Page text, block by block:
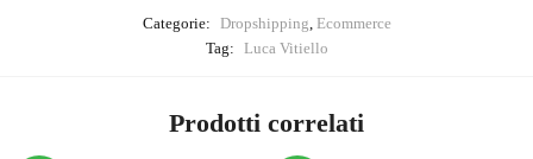
Categorie: Dropshipping Ecommerce
Tag: Luca Vitiello
Prodotti correlati